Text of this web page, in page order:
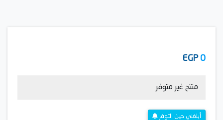
0
EGP
منتج غير متوفر
أبلغني حين التوفر